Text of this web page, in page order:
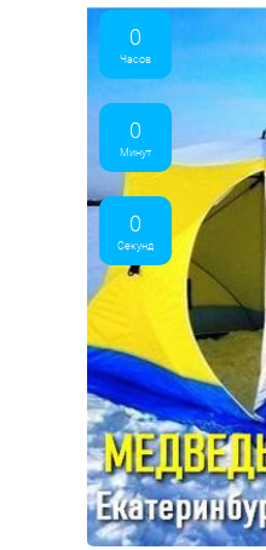
0
Часов
0
Минут
0
Секунд